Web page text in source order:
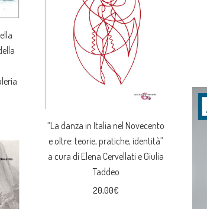
“La danza in Italia nel Novecento
e oltre: teorie, pratiche, identità”
a cura di Elena Cervellati e Giulia
Taddeo
20,00€